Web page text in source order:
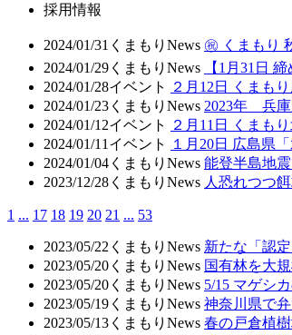
採用情報
2024/01/31 くまもりNews ㊗ くまもり
2024/01/29 くまもりNews
【1月31日
2024/01/28イベント
２月12日 くまも
2024/01/23 くまもりNews 2023年 兵庫
2024/01/12イベント
２月11日 くまも
2024/01/11 イベント
１月20日 広島県
2024/01/04 くまもりNews 能登半島地
2023/12/28 くまもりNews 人恐れつつ
1 ... 17 18 19 20 21 ... 53
2023/05/22 くまもりNews 新たな「認
2023/05/20 くまもりNews 国有林を大
2023/05/20 くまもりNews 5/15 マゲシ
2023/05/19 くまもりNews 神奈川県で
2023/05/13 くまもりNews 春の戸倉植